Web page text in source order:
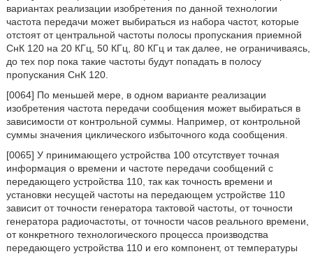
вариантах реализации изобретения по данной технологии
частота передачи может выбираться из набора частот, которые
отстоят от центральной частоты полосы пропускания приемной
СнК 120 на 20 КГц, 50 КГц, 80 КГц и так далее, не ограничиваясь,
до тех пор пока такие частоты будут попадать в полосу
пропускания СнК 120.
[0064] По меньшей мере, в одном варианте реализации
изобретения частота передачи сообщения может выбираться в
зависимости от контрольной суммы. Например, от контрольной
суммы значения циклического избыточного кода сообщения.
[0065] У принимающего устройства 100 отсутствует точная
информация о времени и частоте передачи сообщений с
передающего устройства 110, так как точность времени и
установки несущей частоты на передающем устройстве 110
зависит от точности генератора тактовой частоты, от точности
генератора радиочастоты, от точности часов реального времени,
от конкретного технологического процесса производства
передающего устройства 110 и его компонент, от температуры